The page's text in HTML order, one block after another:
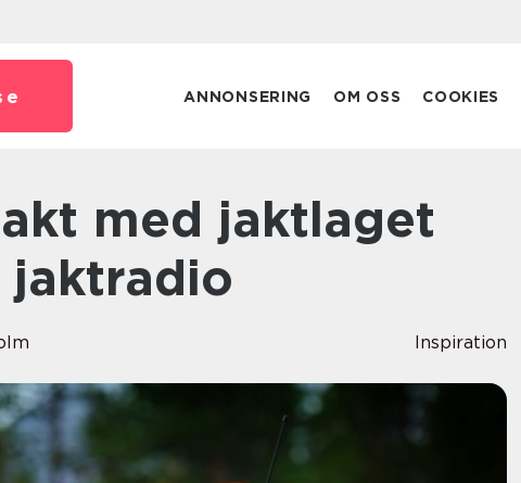
ANNONSERING OM OSS COOKIES
jaktradio
Inspiration